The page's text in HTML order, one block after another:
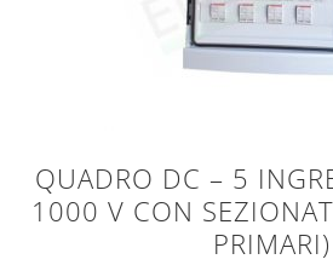
QUADRO DC – 5
1000 V CON
PRIMARI)